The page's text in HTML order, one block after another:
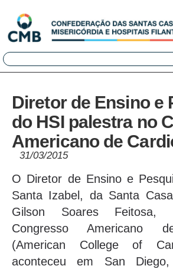
Diretor de Ensino e
do HSI palestra no
Americano de
31/03/2015
O Diretor de Ensino e
Santa Izabel, da Santa
Gilson Soares Feitosa,
Congresso Americano
(American College of
aconteceu em San